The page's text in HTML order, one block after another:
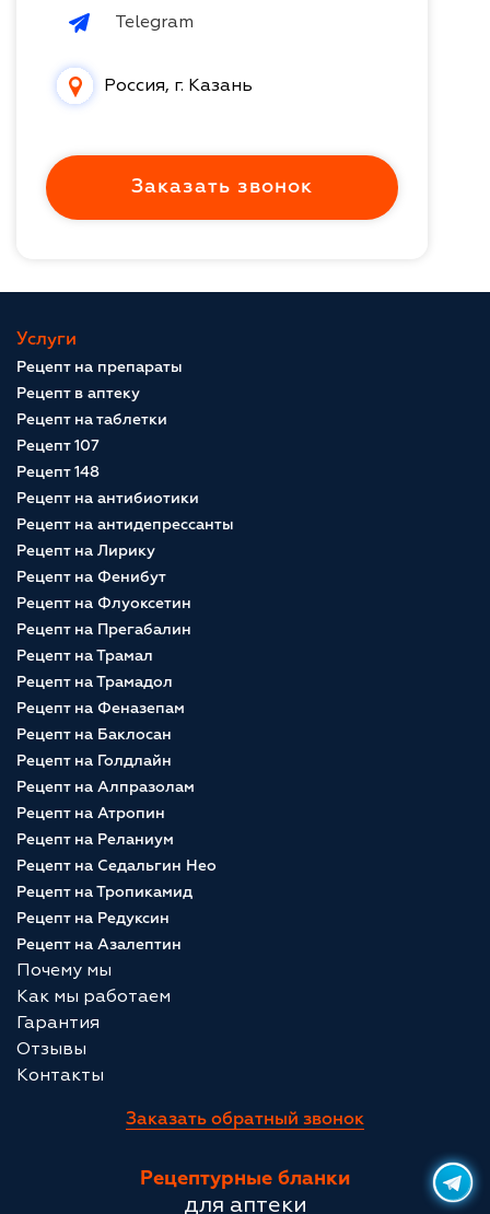
Telegram
Россия, г. Казань
Заказать звонок
Рецептурные бланки
для аптеки
Услуги
Рецепт на препараты
Рецепт в аптеку
Рецепт на таблетки
Рецепт 107
Рецепт 148
Рецепт на антибиотики
Рецепт на антидепрессанты
Рецепт на Лирику
Рецепт на Фенибут
Рецепт на Флуоксетин
Рецепт на Прегабалин
Рецепт на Трамал
Рецепт на Трамадол
Рецепт на Феназепам
Рецепт на Баклосан
Рецепт на Голдлайн
Рецепт на Алпразолам
Рецепт на Атропин
Рецепт на Реланиум
Рецепт на Седальгин Нео
Рецепт на Тропикамид
Рецепт на Редуксин
Рецепт на Азалептин
Почему мы
Как мы работаем
Гарантия
Отзывы
Контакты
Заказать обратный звонок